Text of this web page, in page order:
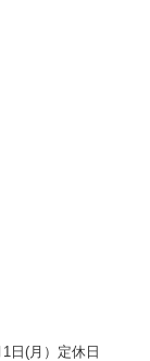
日(月）定休日